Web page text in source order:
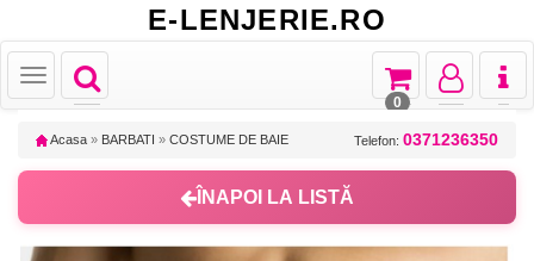
E-LENJERIE.RO
Toggle
navigation
Toggle
Toggle
navigation
Toggle
navigation
Toggle
navigation
0
Acasa » BARBATI » COSTUME DE BAIE Telefon: 0371236350
ÎNAPOI LA LISTĂ